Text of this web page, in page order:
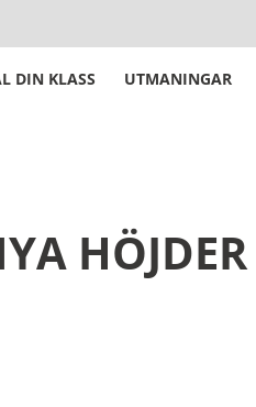
DIN KLASS UTMANINGAR
HÖJDER